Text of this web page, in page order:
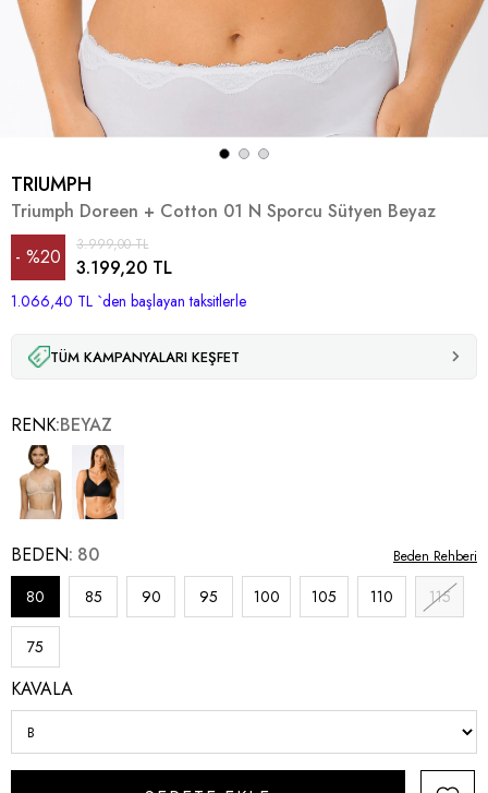
TRIUMPH
Triumph Doreen + Cotton 01 N Sporcu Sütyen Beyaz
%20
İndirim
3.999,00 TL
3.199,20 TL
1.066,40 TL `den başlayan taksitlerle
TÜM KAMPANYALARI KEŞFET
RENK BEYAZ
BEDEN 80
80 85 90 95 100 105 110 115
75
KAVALA
Beden Rehberi